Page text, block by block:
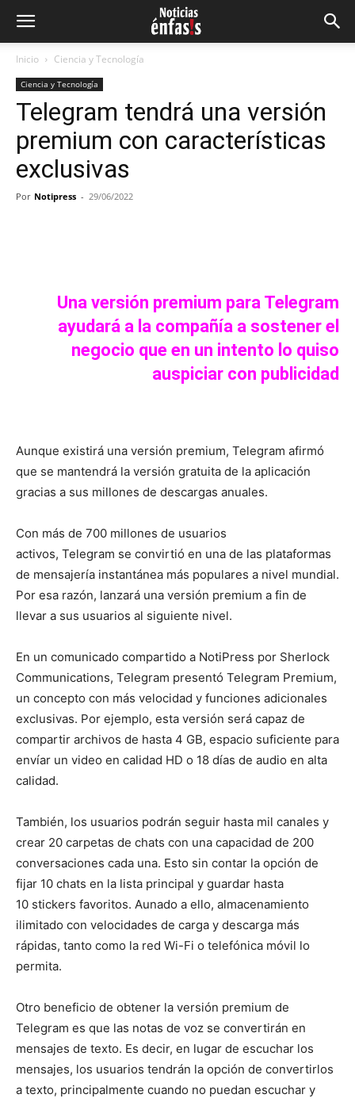
Inicio Ciencia y Tecnología
Ciencia y Tecnología
Telegram tendrá una versión
premium con características
exclusivas
Por Notipress - 29/06/2022
Una versión premium para Telegram
ayudará a la compañía a sostener el
negocio que en un intento lo quiso
auspiciar con publicidad
Aunque existirá una versión premium, Telegram afirmó
que se mantendrá la versión gratuita de la aplicación
gracias a sus millones de descargas anuales.
Con más de 700 millones de usuarios
activos, Telegram se convirtió en una de las plataformas
de mensajería instantánea más populares a nivel mundial.
Por esa razón, lanzará una versión premium a fin de
llevar a sus usuarios al siguiente nivel.
En un comunicado compartido a NotiPress por Sherlock
Communications, Telegram presentó Telegram Premium,
un concepto con más velocidad y funciones adicionales
exclusivas. Por ejemplo, esta versión será capaz de
compartir archivos de hasta 4 GB, espacio suficiente para
envíar un video en calidad HD o 18 días de audio en alta
calidad.
También, los usuarios podrán seguir hasta mil canales y
crear 20 carpetas de chats con una capacidad de 200
conversaciones cada una. Esto sin contar la opción de
fijar 10 chats en la lista principal y guardar hasta
10 stickers favoritos. Aunado a ello, almacenamiento
ilimitado con velocidades de carga y descarga más
rápidas, tanto como la red Wi-Fi o telefónica móvil lo
permita.
Otro beneficio de obtener la versión premium de
Telegram es que las notas de voz se convertirán en
mensajes de texto. Es decir, en lugar de escuchar los
mensajes, los usuarios tendrán la opción de convertirlos
a texto, principalmente cuando no puedan escuchar y